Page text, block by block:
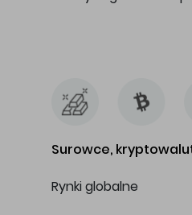
Surowce,
Rynki globalne